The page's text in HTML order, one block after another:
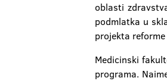
oblasti
podmlatka u
projekta
Medicinski
programa.